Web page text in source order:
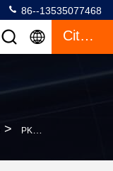
86--13535077468
Citazione
> PKC62K01 A10VO45DFLR Pompa Idraulica Rexroth A10VSO A10VO A10VO28DFR/31R-PSC62NOO